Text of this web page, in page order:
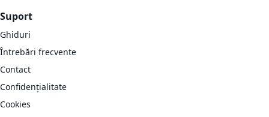
Suport
Ghiduri
Întrebări frecvente
Contact
Confidențialitate
Cookies